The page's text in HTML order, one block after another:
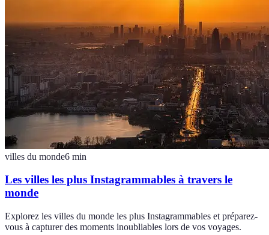
villes du monde6 min
Les villes les plus Instagrammables à travers le
monde
Explorez les villes du monde les plus Instagrammables et préparez-
vous à capturer des moments inoubliables lors de vos voyages.